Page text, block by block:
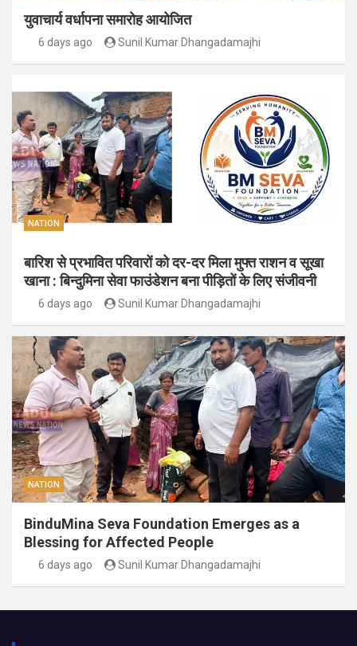
युवाचार्य वर्धापना समारोह आयोजित
6 days ago Sunil Kumar Dhangadamajhi
NATION
बारिश से प्रभावित परिवारों को दर-दर मिला मुफ्त राशन व सूखा
खाना : बिन्दुमिना सेवा फाउंडेशन बना पीड़ितों के लिए संजीवनी
6 days ago Sunil Kumar Dhangadamajhi
NATION
BinduMina Seva Foundation Emerges as a
Blessing for Affected People
6 days ago Sunil Kumar Dhangadamajhi